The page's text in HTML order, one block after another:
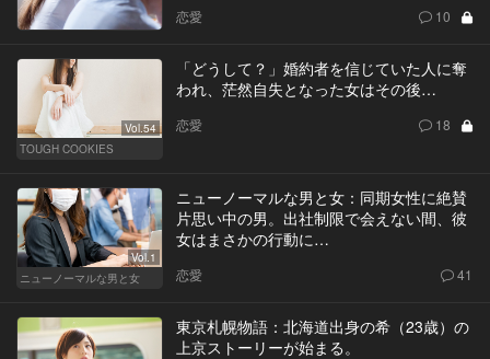
恋愛 10
Vol.54
TOUGH COOKIES
「どうして？」婚約者を信じていた人に奪
われ、茫然自失となった女はその後…
恋愛 18
Vol.1
ニューノーマルな男と女
ニューノーマルな男と女：同期女性に絶賛
片思い中の男。出社制限で会えない間、彼
女はまさかの行動に…
恋愛 41
東京札幌物語：北海道出身の希（23歳）の
上京ストーリーが始まる。